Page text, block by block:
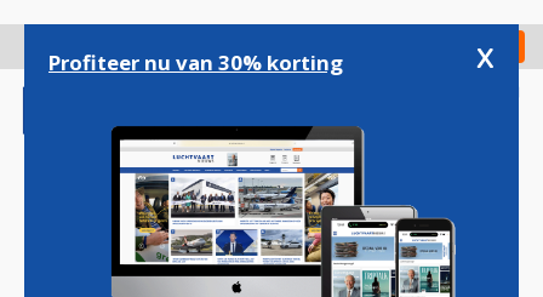
gaan
Check in
Magazine Podcasts Vacatures
Profiteer nu van 30% korting x